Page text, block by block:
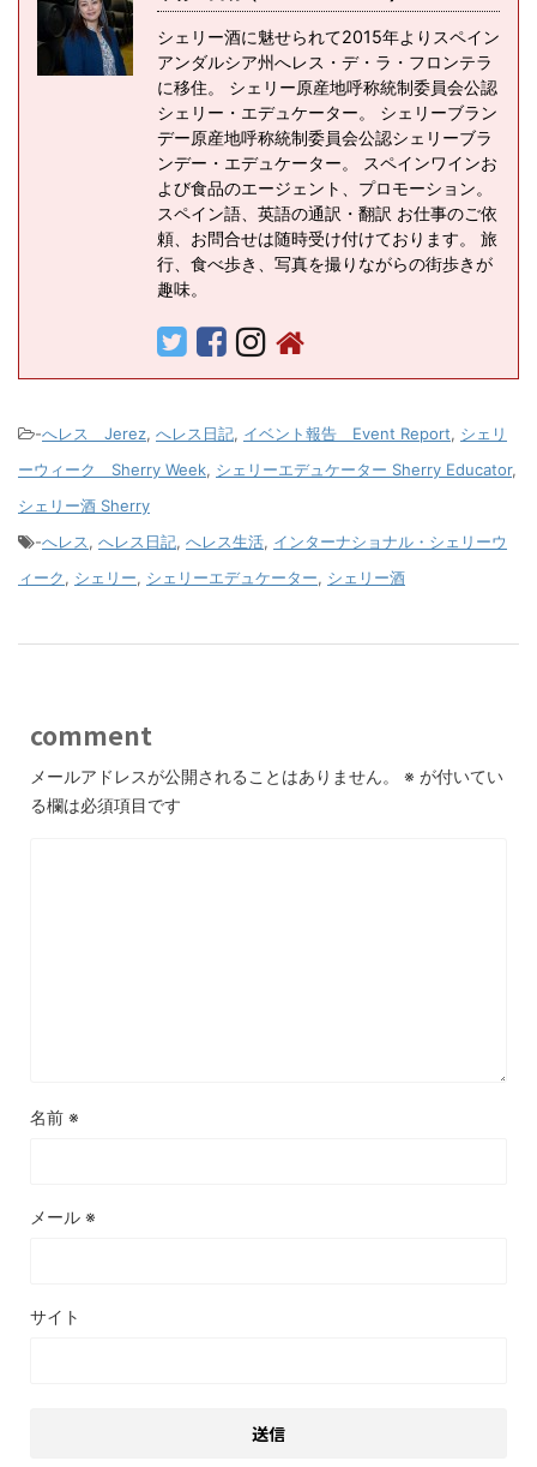
シェリー酒に魅せられて2015年よりスペイン
アンダルシア州へレス・デ・ラ・フロンテラ
に移住。 シェリー原産地呼称統制委員会公認
シェリー・エデュケーター。 シェリーブラン
デー原産地呼称統制委員会公認シェリーブラ
ンデー・エデュケーター。 スペインワインお
よび食品のエージェント、プロモーション。
スペイン語、英語の通訳・翻訳 お仕事のご依
頼、お問合せは随時受け付けております。 旅
行、食べ歩き、写真を撮りながらの街歩きが
趣味。
-へレス Jerez, へレス日記, イベント報告 Event Report, シェリ
ーウィーク Sherry Week, シェリーエデュケーター Sherry Educator,
シェリー酒 Sherry
-へレス, へレス日記, へレス生活, インターナショナル・シェリーウ
ィーク, シェリー, シェリーエデュケーター, シェリー酒
comment
メールアドレスが公開されることはありません。 ※ が付いてい
る欄は必須項目です
名前 ※
メール ※
サイト